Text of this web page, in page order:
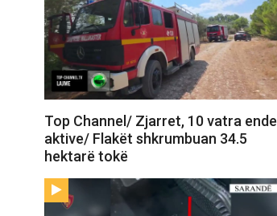
Top Channel/ Zjarret, 10 vatra ende
aktive/ Flakët shkrumbuan 34.5
hektarë tokë